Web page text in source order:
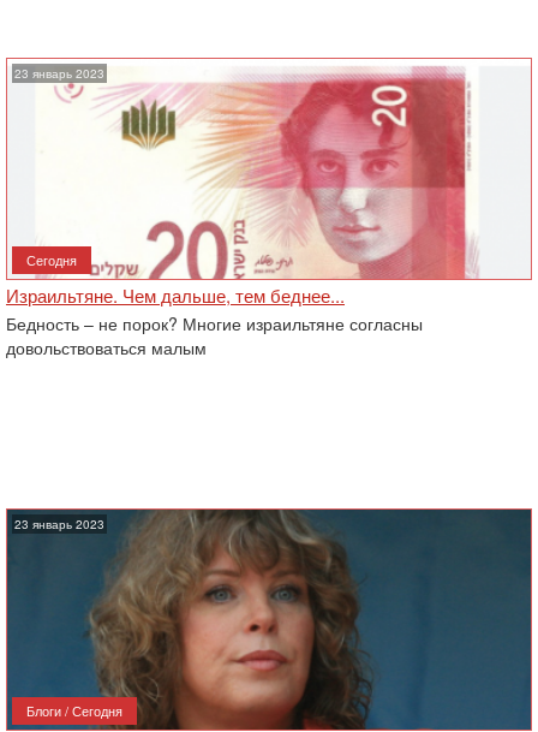
23 январь 2023
Сегодня
Израильтяне. Чем дальше, тем беднее...
Бедность – не порок? Многие израильтяне согласны
довольствоваться малым
23 январь 2023
Блоги / Сегодня